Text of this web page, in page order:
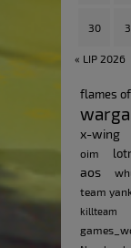
30
« LIP 2026
flames
x-wing
oim lotr
aos
team
killteam